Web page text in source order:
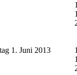
1. Juni 2013